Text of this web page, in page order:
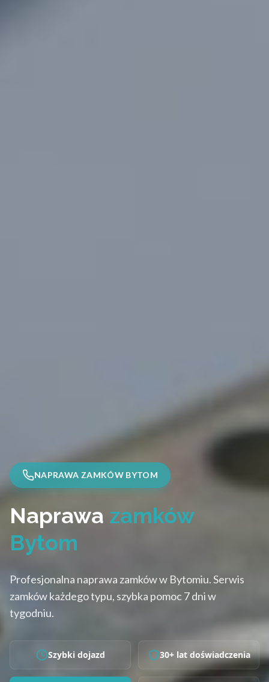
NAPRAWA ZAMKÓW BYTOM
Naprawa zamków
Bytom
Profesjonalna naprawa zamków w Bytomiu. Serwis
zamków każdego typu, szybka pomoc 7 dni w
tygodniu.
Szybki dojazd 30+ lat doświadczenia